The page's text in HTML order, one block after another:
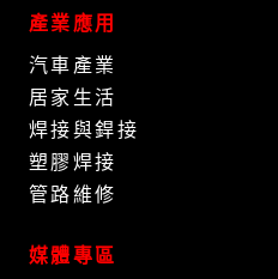
產業應用
汽車產業
居家生活
焊接與銲接
塑膠焊接
管路維修
媒體專區